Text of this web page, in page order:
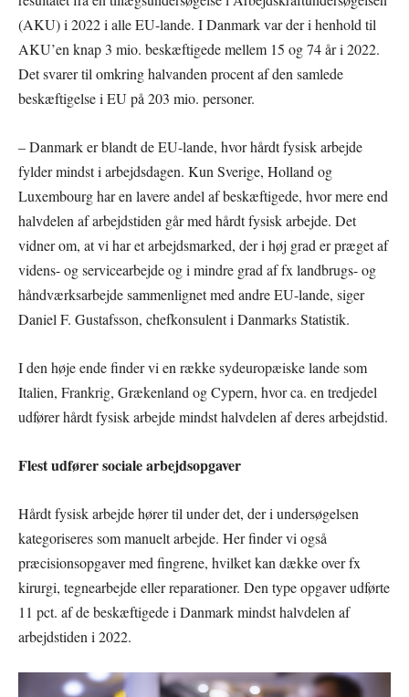
(AKU) i 2022 i alle EU-lande. I Danmark var der i henhold til
AKU’en knap 3 mio. beskæftigede mellem 15 og 74 år i 2022.
Det svarer til omkring halvanden procent af den samlede
beskæftigelse i EU på 203 mio. personer.
– Danmark er blandt de EU-lande, hvor hårdt fysisk arbejde
fylder mindst i arbejdsdagen. Kun Sverige, Holland og
Luxembourg har en lavere andel af beskæftigede, hvor mere end
halvdelen af arbejdstiden går med hårdt fysisk arbejde. Det
vidner om, at vi har et arbejdsmarked, der i høj grad er præget af
videns- og servicearbejde og i mindre grad af fx landbrugs- og
håndværksarbejde sammenlignet med andre EU-lande, siger
Daniel F. Gustafsson, chefkonsulent i Danmarks Statistik.
I den høje ende finder vi en række sydeuropæiske lande som
Italien, Frankrig, Grækenland og Cypern, hvor ca. en tredjedel
udfører hårdt fysisk arbejde mindst halvdelen af deres arbejdstid.
Flest udfører sociale arbejdsopgaver
Hårdt fysisk arbejde hører til under det, der i undersøgelsen
kategoriseres som manuelt arbejde. Her finder vi også
præcisionsopgaver med fingrene, hvilket kan dække over fx
kirurgi, tegnearbejde eller reparationer. Den type opgaver udførte
11 pct. af de beskæftigede i Danmark mindst halvdelen af
arbejdstiden i 2022.